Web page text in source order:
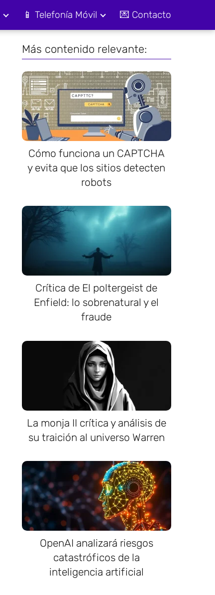
📱 Telefonía Móvil 💌 Contacto
Más contenido relevante:
Cómo funciona un CAPTCHA
y evita que los sitios detecten
robots
Crítica de El poltergeist de
Enfield: lo sobrenatural y el
fraude
La monja II crítica y análisis de
su traición al universo Warren
OpenAI analizará riesgos
catastróficos de la
inteligencia artificial